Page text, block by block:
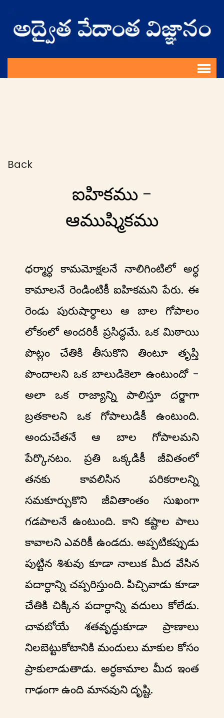
Back
ఐహికము -
ఆముష్మికము
ధర్మార్ధ కామమోక్షలనే నాలిగింటిలో అర్ధ
కామాలనే రెండింటికీ ఐహికమని పేరు. ఈ
రెండు పురుషార్ధాలు ఆ బాల గోపాలం
లోకంలో అందరికీ ప్రసిద్ధమే. ఒక మిఠాయి
పొట్లం చేతికి తీసుకొని తింటూ తృప్తి
పొందాలని ఒక బాలుడికెలా ఉంటుందో -
అలా ఒక రాజ్యాన్ని పాలిస్తూ దర్జాగా
బ్రతకాలని ఒక గోపాలుడికీ ఉంటుంది.
అందుచేతనే ఆ బాల గోపాలమని
పేర్కొనటం. ప్రతి ఒక్కడికీ జీవితంలో
తనకు కావలిసిన పరికరాలన్ని
సమకూర్చుకొని జీవితాంతం సుఖంగా
గడపాలనే ఉంటుంది. కాని కష్టాల పాలు
కావాలని ఎవరికీ ఉండదు. అప్పటికప్పుడు
పుట్టిన శిశువు కూడా నాలుక మీద వేసిన
పదార్ధాన్ని చప్పరిస్తుంది. పిచ్చివాడు కూడా
చేతికి చిక్కిన పదార్ధాన్ని వదులు కోలేడు.
చావబోయే శతవృద్ధుకూడా ప్రాణాలు
నిలబెట్టుకోటానికి మందులు మాకుల కోసం
ప్రాకులాడుతాడు. అర్ధకామాల మీద ఇంత
గాఢంగా ఉంది మానవుని దృష్టి.